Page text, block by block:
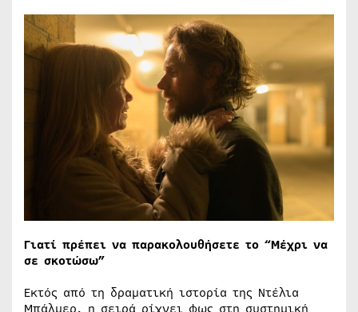
Γιατί πρέπει να παρακολουθήσετε το “Μέχρι να
σε σκοτώσω”
Εκτός από τη δραματική ιστορία της Ντέλια